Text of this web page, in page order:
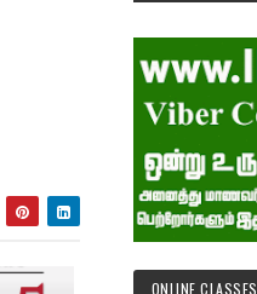
ONLINE CLASSES